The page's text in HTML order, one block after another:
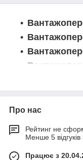
Про нас
Рейтинг не
Менше 5 відгуків
Працює з